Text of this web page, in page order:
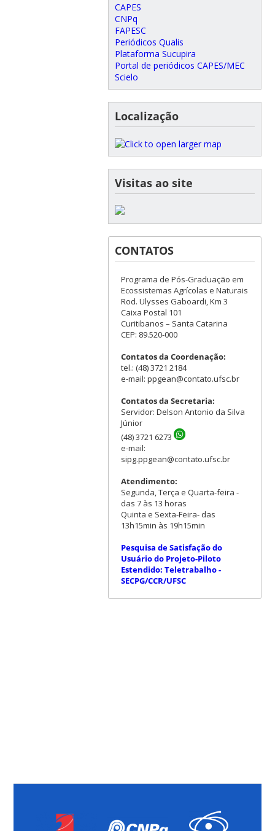
CAPES
CNPq
FAPESC
Periódicos Qualis
Plataforma Sucupira
Portal de periódicos CAPES/MEC
Scielo
Localização
Visitas ao site
CONTATOS
Programa de Pós-Graduação em
Ecossistemas Agrícolas e Naturais
Rod. Ulysses Gaboardi, Km 3
Caixa Postal 101
Curitibanos – Santa Catarina
CEP: 89.520-000
Contatos da Coordenação:
tel.: (48) 3721 2184
e-mail: ppgean@contato.ufsc.br
Contatos da Secretaria:
Servidor: Delson Antonio da Silva
Júnior
(48) 3721 6273
e-mail:
sipg.ppgean@contato.ufsc.br
Atendimento:
Segunda, Terça e Quarta-feira -
das 7 às 13 horas
Quinta e Sexta-Feira- das
13h15min às 19h15min
Pesquisa de Satisfação do
Usuário do Projeto-Piloto
Estendido: Teletrabalho -
SECPG/CCR/UFSC